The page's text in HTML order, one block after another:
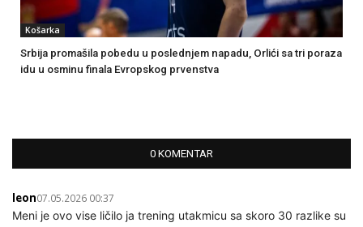
Košarka
Srbija promašila pobedu u poslednjem napadu, Orlići sa tri poraza
idu u osminu finala Evropskog prvenstva
0 KOMENTAR
leon07.05.2026 00:37
Meni je ovo vise ličilo ja trening utakmicu sa skoro 30 razlike su